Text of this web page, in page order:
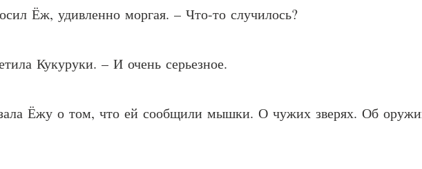
Ёж, удивленно моргая. – Что-то случилось?
Кукуруки. – И очень серьезное.
Ёжу о том, что ей сообщили мышки. О чужих зверях. Об